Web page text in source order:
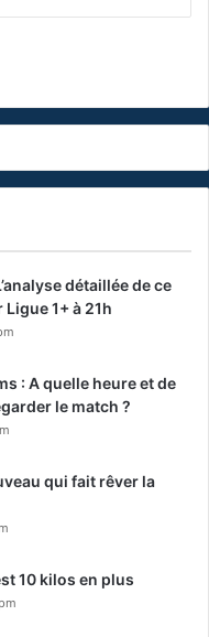
détaillée de ce
1+ à 21h
: A quelle heure et de
le match ?
qui fait rêver la
10 kilos en plus